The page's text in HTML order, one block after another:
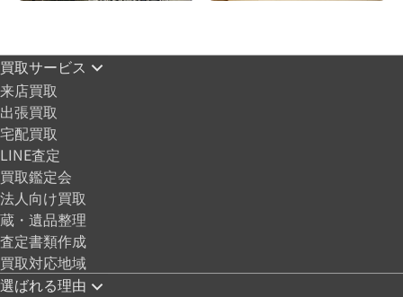
買取サービス
来店買取
出張買取
宅配買取
LINE査定
買取鑑定会
法人向け買取
蔵・遺品整理
査定書類作成
買取対応地域
選ばれる理由